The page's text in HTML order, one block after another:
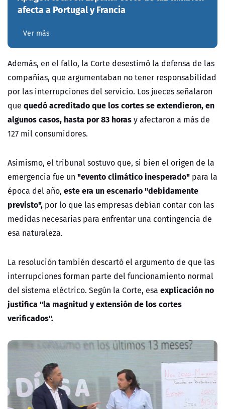
afecta a Portugal y Francia
Ver más
Además, en el fallo, la Corte desestimó la defensa de las
compañías, que argumentaban no tener responsabilidad
por las interrupciones del servicio. Los jueces señalaron
que quedó acreditado que los cortes se extendieron, en
algunos casos, hasta por 83 horasy afectaron a más de
127 mil consumidores.
Asimismo, el tribunal sostuvo que, si bien el origen de la
emergencia fue un "evento climático inesperado" para la
época del año, este era un escenario "debidamente
previsto", por lo que las empresas debían contar con las
medidas necesarias para enfrentar una contingencia de
esa naturaleza.
La resolución también descartó el argumento de que las
interrupciones forman parte del funcionamiento normal
del sistema eléctrico. Según la Corte, esa explicación no
justifica "la magnitud y extensión de los cortes
verificados".